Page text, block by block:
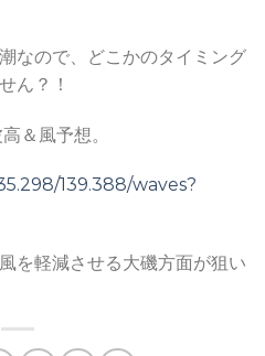
なので、どこかのタイミング
ん？！
＆風予想。
139.388/waves?
を軽減させる大磯方面が狙い